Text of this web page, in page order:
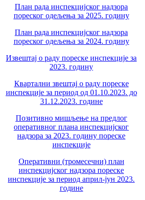
План рада инспекцијског надзора
пореског одељења за 2025. годину
План рада инспекцијског надзора
пореског одељења за 2024. годину
Извештај о раду пореске инспекције за
2023. годину
Квартални звештај о раду пореске
инспекције за период од 01.10.2023. до
31.12.2023. године
Позитивно мишљење на предлог
оперативног плана инспекцијског
надзора за 2023. годину пореске
инспекције
Оперативни (тромесечни) план
инспекцијског надзора пореске
инспекције за период април-јун 2023.
године